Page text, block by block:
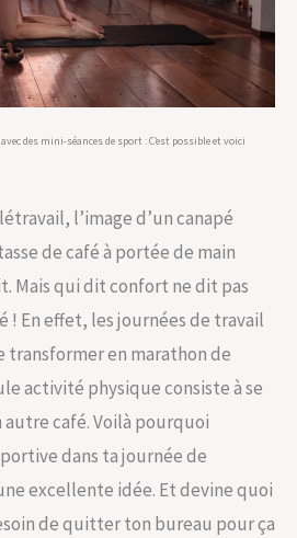
des mini-séances de sport : C’est possible et voici
l’image d’un canapé
de café à portée de main
Mais qui dit confort ne dit pas
En effet, les journées de travail
transformer en marathon de
activité physique consiste à se
café. Voilà pourquoi
dans ta journée de
excellente idée. Et devine quoi
de quitter ton bureau pour ça